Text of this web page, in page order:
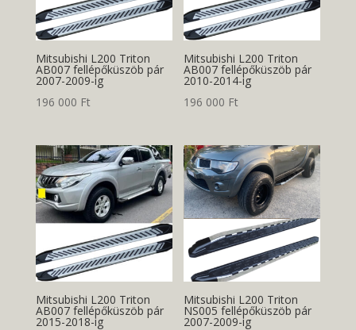
Mitsubishi L200 Triton
AB007 fellépőküszöb pár
2007-2009-ig
196 000 Ft
Mitsubishi L200 Triton
AB007 fellépőküszöb pár
2010-2014-ig
196 000 Ft
Mitsubishi L200 Triton
AB007 fellépőküszöb pár
2015-2018-ig
Mitsubishi L200 Triton
NS005 fellépőküszöb pár
2007-2009-ig